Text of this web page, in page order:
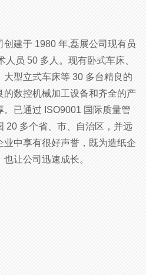
建于 1980 年,磊展公司现有员
员 50 多人。现有卧式车床、
型立式车床等 30 多台精良的
数控机械加工设备和齐全的产
已通过 ISO9001 国际质量管
20 多个省、市、自治区，并远
中享有很好声誉，既为造纸企
让公司迅速成长。